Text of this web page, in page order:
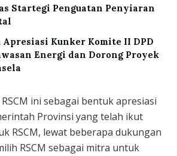
Startegi Penguatan Penyiaran
Kunker Komite II DPD
Energi dan Dorong Proyek
ini sebagai bentuk apresiasi
Provinsi yang telah ikut
RSCM, lewat beberapa dukungan
RSCM sebagai mitra untuk